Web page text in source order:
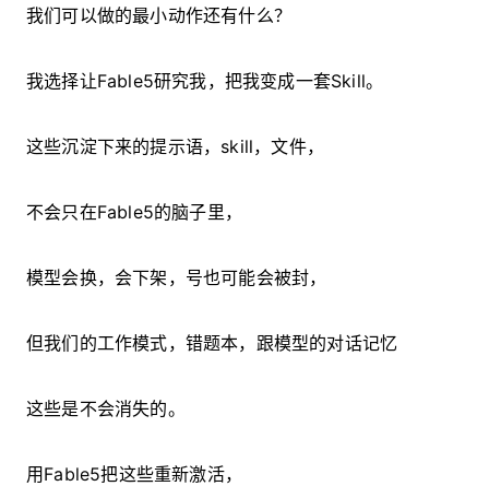
我们可以做的最小动作还有什么？
我选择让Fable5研究我，把我变成一套Skill。
这些沉淀下来的提示语，skill，文件，
不会只在Fable5的脑子里，
模型会换，会下架，号也可能会被封，
但我们的工作模式，错题本，跟模型的对话记忆
这些是不会消失的。
用Fable5把这些重新激活，